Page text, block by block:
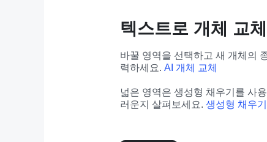
텍스트로 개체 교체
바꿀 영역을 선택하고 새 개체의
력하세요. AI 개체 교체
넓은 영역은 생성형 채우기를 사
러운지 살펴보세요. 생성형 채우기